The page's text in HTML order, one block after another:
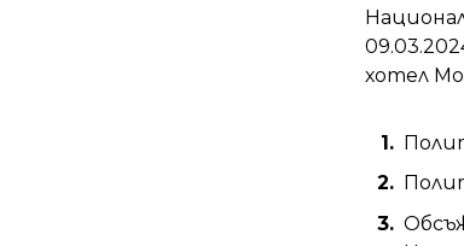
хотел